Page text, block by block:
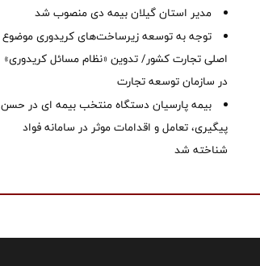
‌مدیر استان گیلان بیمه دی منصوب شد
توجه به توسعه زیرساخت‌های کریدوری موضوع
اصلی تجارت کشور/ تدوین «نظام مسائل کریدوری»
در سازمان توسعه تجارت
بیمه پارسیان دستگاه منتخب بیمه ای در حسن
پیگیری، تعامل و اقدامات موثر در سامانه فواد
شناخته شد